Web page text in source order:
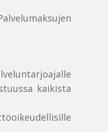
kaikista